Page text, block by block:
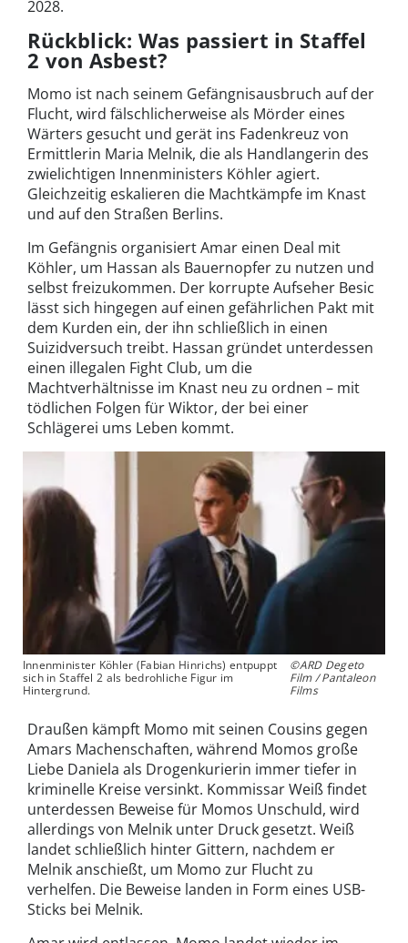
2028.
Rückblick: Was passiert in Staffel
2 von Asbest?
Momo ist nach seinem Gefängnisausbruch auf der
Flucht, wird fälschlicherweise als Mörder eines
Wärters gesucht und gerät ins Fadenkreuz von
Ermittlerin Maria Melnik, die als Handlangerin des
zwielichtigen Innenministers Köhler agiert.
Gleichzeitig eskalieren die Machtkämpfe im Knast
und auf den Straßen Berlins.
Im Gefängnis organisiert Amar einen Deal mit
Köhler, um Hassan als Bauernopfer zu nutzen und
selbst freizukommen. Der korrupte Aufseher Besic
lässt sich hingegen auf einen gefährlichen Pakt mit
dem Kurden ein, der ihn schließlich in einen
Suizidversuch treibt. Hassan gründet unterdessen
einen illegalen Fight Club, um die
Machtverhältnisse im Knast neu zu ordnen – mit
tödlichen Folgen für Wiktor, der bei einer
Schlägerei ums Leben kommt.
Innenminister Köhler (Fabian Hinrichs) entpuppt
sich in Staffel 2 als bedrohliche Figur im
Hintergrund.
©ARD Degeto
Film / Pantaleon
Films
Draußen kämpft Momo mit seinen Cousins gegen
Amars Machenschaften, während Momos große
Liebe Daniela als Drogenkurierin immer tiefer in
kriminelle Kreise versinkt. Kommissar Weiß findet
unterdessen Beweise für Momos Unschuld, wird
allerdings von Melnik unter Druck gesetzt. Weiß
landet schließlich hinter Gittern, nachdem er
Melnik anschießt, um Momo zur Flucht zu
verhelfen. Die Beweise landen in Form eines USB-
Sticks bei Melnik.